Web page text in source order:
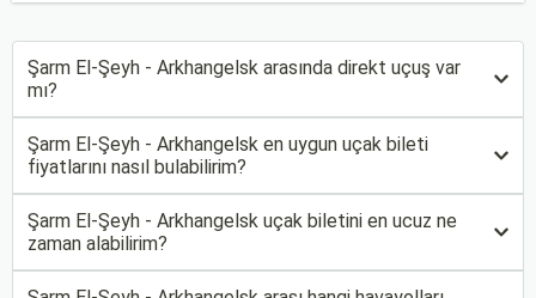
Şarm El-Şeyh - Arkhangelsk arasında direkt uçuş var
mı?
Şarm El-Şeyh - Arkhangelsk en uygun uçak bileti
fiyatlarını nasıl bulabilirim?
Şarm El-Şeyh - Arkhangelsk uçak biletini en ucuz ne
zaman alabilirim?